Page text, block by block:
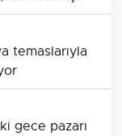
temaslarıyla
gece pazarı